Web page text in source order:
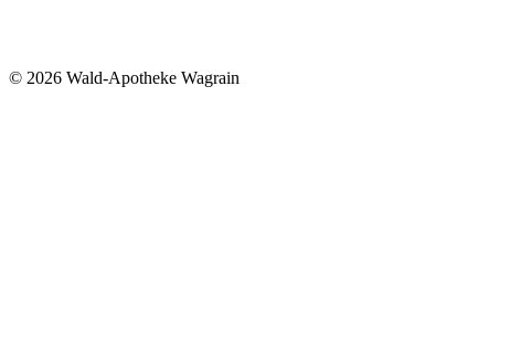
© 2026 Wald-Apotheke Wagrain